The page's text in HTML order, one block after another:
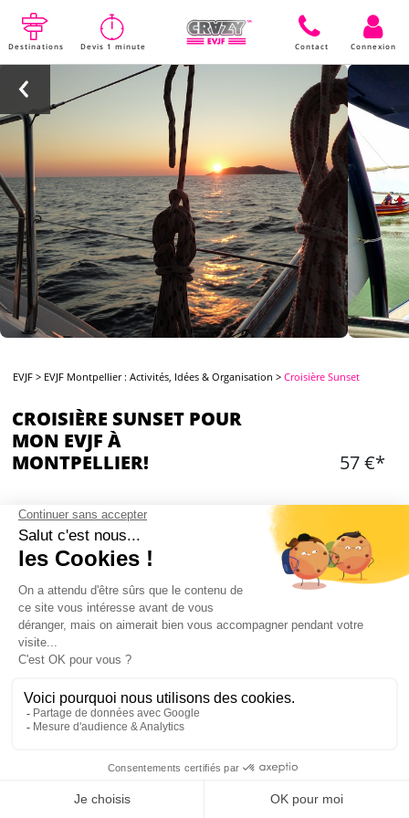
Destinations Devis 1 minute Contact Connexion
EVJF > EVJF Montpellier : Activités, Idées & Organisation >Croisière Sunset
CROISIÈRE SUNSET POUR
MON EVJF À
MONTPELLIER!
57 €*
CONTENU
Croisière privée au coucher de soleil
Horaire de départ: 20h
Collation et boissons offertes
Départ depuis le port de Camargue
Bateau Zodiac
Mon EVJF à Montpellier